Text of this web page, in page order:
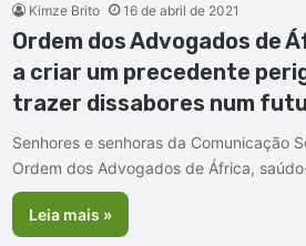
Kimze Brito 16 de abril de 2021
Ordem dos Advogados de
a criar um precedente
trazer dissabores num
Senhores e senhoras da Comunicação
Ordem dos Advogados de África,
Leia mais »